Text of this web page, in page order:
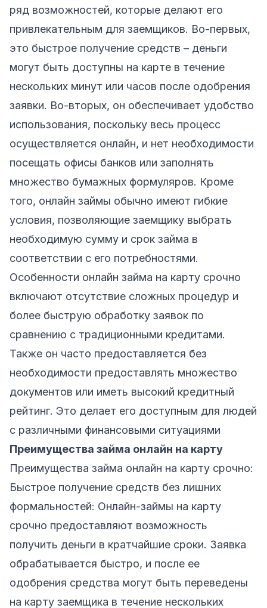
ряд возможностей, которые делают его
привлекательным для заемщиков. Во-первых,
это быстрое получение средств – деньги
могут быть доступны на карте в течение
нескольких минут или часов после одобрения
заявки. Во-вторых, он обеспечивает удобство
использования, поскольку весь процесс
осуществляется онлайн, и нет необходимости
посещать офисы банков или заполнять
множество бумажных формуляров. Кроме
того, онлайн займы обычно имеют гибкие
условия, позволяющие заемщику выбрать
необходимую сумму и срок займа в
соответствии с его потребностями.
Особенности онлайн займа на карту срочно
включают отсутствие сложных процедур и
более быструю обработку заявок по
сравнению с традиционными кредитами.
Также он часто предоставляется без
необходимости предоставлять множество
документов или иметь высокий кредитный
рейтинг. Это делает его доступным для людей
с различными финансовыми ситуациями
Преимущества займа онлайн на карту
Преимущества займа онлайн на карту срочно:
Быстрое получение средств без лишних
формальностей: Онлайн-займы на карту
срочно предоставляют возможность
получить деньги в кратчайшие сроки. Заявка
обрабатывается быстро, и после ее
одобрения средства могут быть переведены
на карту заемщика в течение нескольких